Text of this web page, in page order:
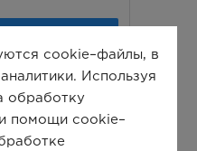
cookie–файлы, в
Используя
обработку
помощи cookie–